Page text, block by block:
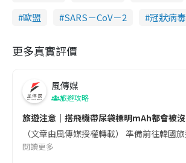
歐盟
SARS－CoV－2 冠狀病毒
更多真實評價
風傳媒
旅遊攻略
旅遊注意｜搭飛機帶尿袋標明mAh都會被
（文章由風傳媒授權轉載） 準備前往韓
閱讀更多